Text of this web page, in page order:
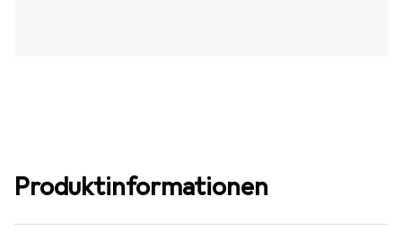
Produktinformationen